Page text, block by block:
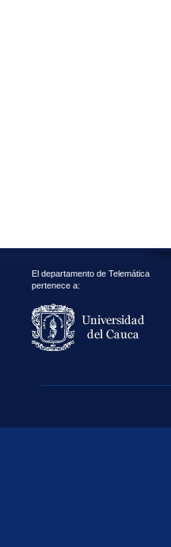
El departamento de Telemática
pertenece a: